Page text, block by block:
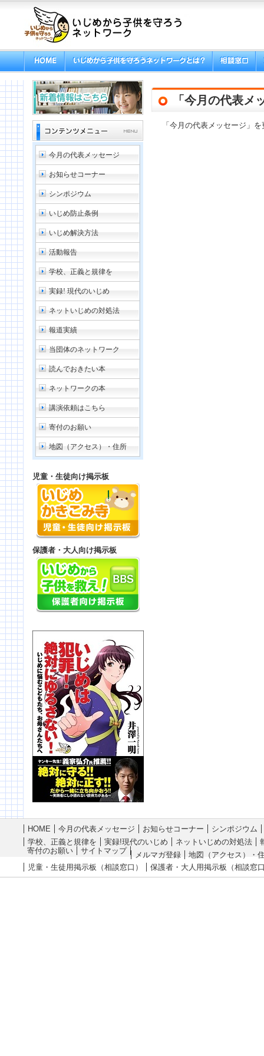
今月の代表メッセージ
お知らせコーナー
シンポジウム
いじめ防止条例
いじめ解決方法
活動報告
学校、正義と規律を
実録! 現代のいじめ
ネットいじめの対処法
報道実績
当団体のネットワーク
読んでおきたい本
ネットワークの本
講演依頼はこちら
寄付のお願い
地図（アクセス）・住所
児童・生徒向け掲示板
保護者・大人向け掲示板
「今月の代表メ
「今月の代表メッセージ」
HOME 今月の代表メッセージ お知らせコーナー
シンポジウム
学校、正義と規律を
実録!現代のいじめ ネットいじめの対処法
寄付のお願い
サイトマップ メルマガ登録
地図（アクセス）・
児童・生徒用掲示板（相談窓口）
保護者・大人用掲示板（相談窓